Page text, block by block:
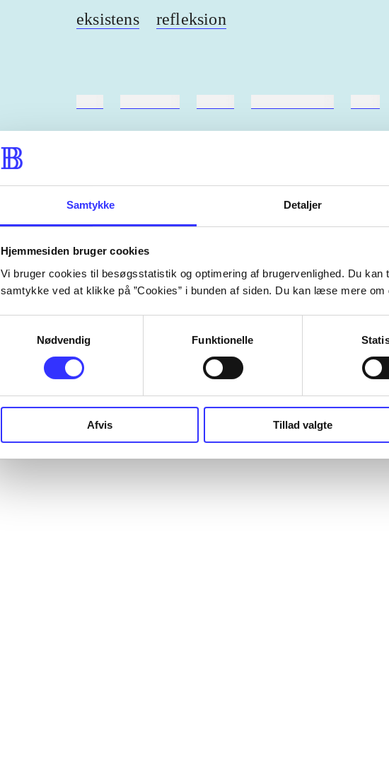
Samtykke Detaljer
Hjemmesiden bruger cookies
Vi bruger cookies til besøgsstatistik og optimering af brugervenlighed. Du
samtykke ved at klikke på ”Cookies” i bunden af siden. Du kan læse mere om
Nødvendig
Funktionelle
Afvis Tillad valgte
eksistens refleksion
Tidsskrift
Artiklerne i